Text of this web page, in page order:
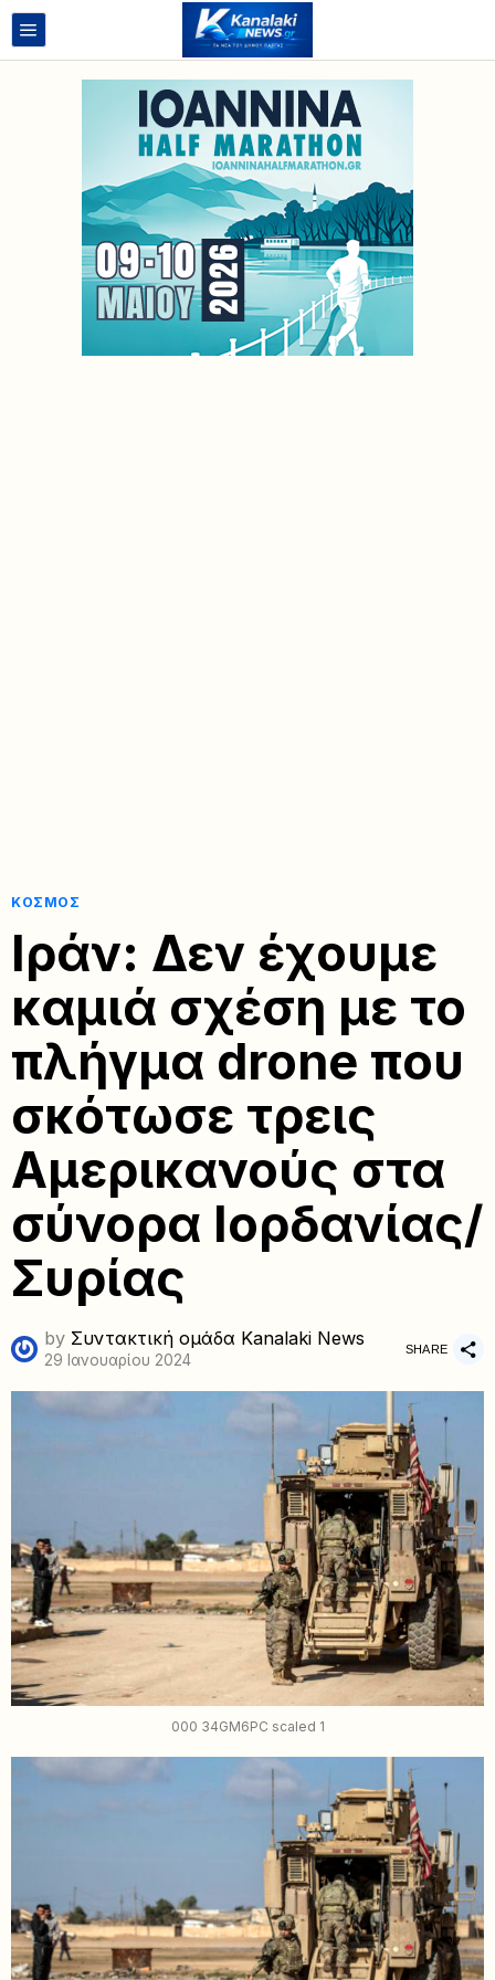
ΚΌΣΜΟΣ
Ιράν: Δεν έχουμε
καμιά σχέση με το
πλήγμα drone που
σκότωσε τρεις
Αμερικανούς στα
σύνορα Ιορδανίας/
Συρίας
by Συντακτική ομάδα Kanalaki News
29 Ιανουαρίου 2024
SHARE
000 34GM6PC scaled 1